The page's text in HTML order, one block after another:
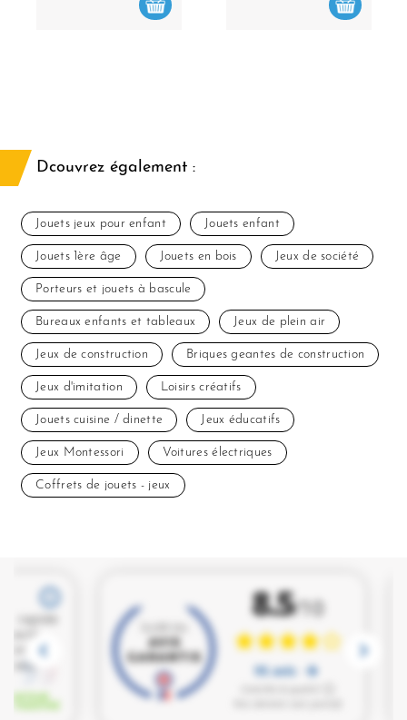
Dcouvrez également :
Jouets jeux pour enfant Jouets enfant
Jouets 1ère âge Jouets en bois Jeux de société
Porteurs et jouets à bascule
Bureaux enfants et tableaux Jeux de plein air
Jeux de construction Briques geantes de construction
Jeux d'imitation Loisirs créatifs
Jouets cuisine / dinette Jeux éducatifs
Jeux Montessori Voitures électriques
Coffrets de jouets - jeux